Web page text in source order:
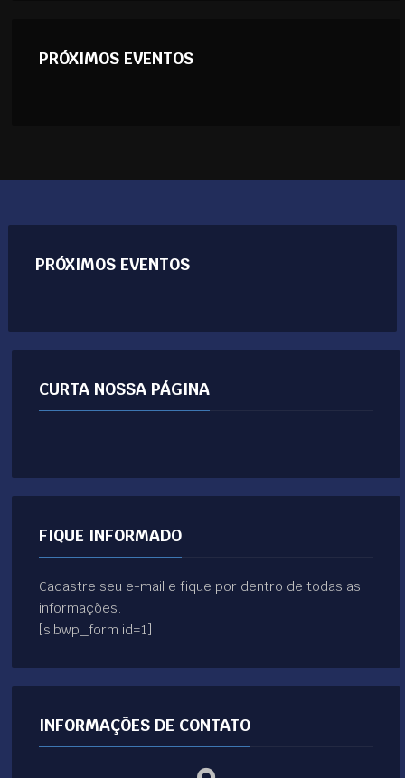
PRÓXIMOS EVENTOS
PRÓXIMOS EVENTOS
CURTA NOSSA PÁGINA
FIQUE INFORMADO
Cadastre seu e-mail e fique por dentro de todas as
informações.
[sibwp_form id=1]
INFORMAÇÕES DE CONTATO